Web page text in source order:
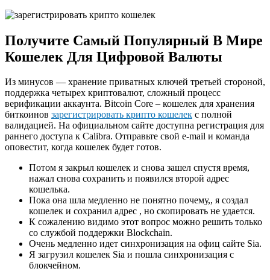
Получите Самый Популярный В Мире
Кошелек Для Цифровой Валюты
Из минусов — хранение приватных ключей третьей стороной,
поддержка четырех криптовалют, сложный процесс
верификации аккаунта. Bitcoin Core – кошелек для хранения
биткоинов зарегистрировать крипто кошелек с полной
валидацией. На официальном сайте доступна регистрация для
раннего доступа к Calibra. Отправьте свой e-mail и команда
оповестит, когда кошелек будет готов.
Потом я закрыл кошелек и снова зашел спустя время,
нажал снова сохранить и появился второй адрес
кошелька.
Пока она шла медленно не понятно почему,, я создал
кошелек и сохранил адрес , но скопировать не удается.
К сожалению видимо этот вопрос можно решить только
со службой поддержки Blockchain.
Очень медленно идет синхронизация на офиц сайте Sia.
Я загрузил кошелек Sia и пошла синхронизация с
блокчейном.